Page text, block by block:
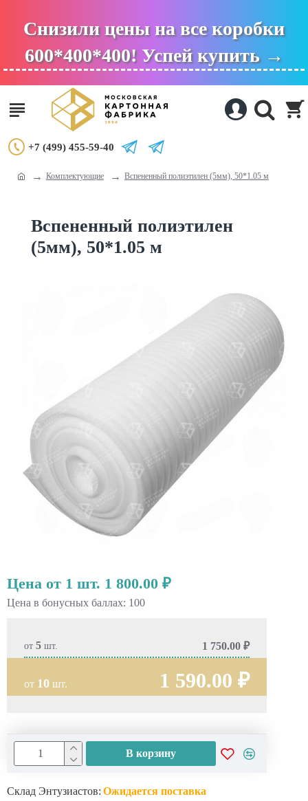
Снизили цены на все коробки
600*400*400! Успей купить →
+7 (499) 455-59-40
Комплектующие Вспененный полиэтилен (5мм), 50*1.05 м
Вспененный полиэтилен
(5мм), 50*1.05 м
Склад Энтузиастов: Ожидается поставка
Цена от 1 шт. 1 800.00 ₽
Цена в бонусных баллах: 100
от 5 шт. 1 750.00 ₽
от 10 шт. 1 590.00 ₽
В корзину